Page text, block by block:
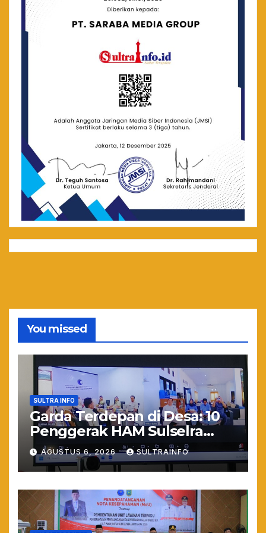
You missed
SULTRA INFO
Garda Terdepan di Desa: 10
Penggerak HAM Sulselra
Resmi Bertugas Mengawal
Asta Cita Prabowo
AGUSTUS 6, 2026 SULTRAINFO